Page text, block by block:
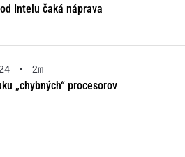
Intelu čaká náprava
•
2m
„chybných“ procesorov